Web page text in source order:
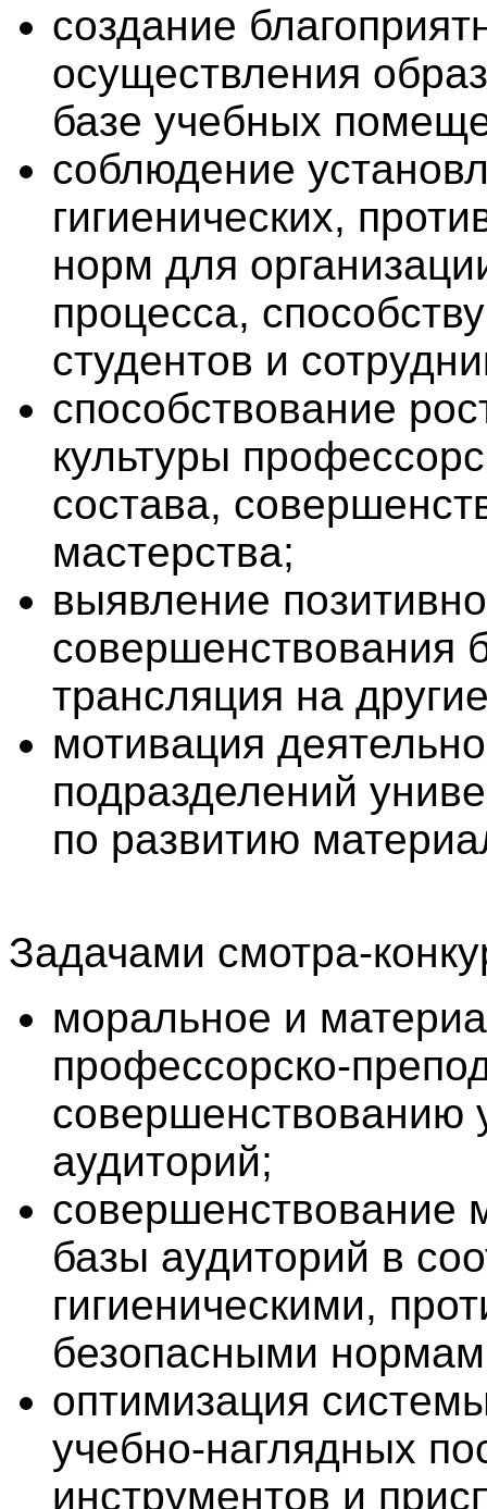
создание
осуществления
базе учебных
соблюдение
гигиенических,
норм для
процесса,
студентов и
способствование
культуры
состава,
мастерства;
выявление
совершенствования
трансляция на
мотивация
подразделений
по развитию
Задачами смотра-
моральное и
профессорско-
совершенствованию
аудиторий;
совершенствование
базы аудиторий в
гигиеническими,
безопасными
оптимизация
учебно-наглядных
инструментов и